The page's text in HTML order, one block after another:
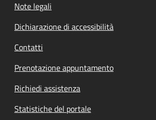
Note legali
Dichiarazione di accessibilità
Contatti
Prenotazione appuntamento
Richiedi assistenza
Statistiche del portale